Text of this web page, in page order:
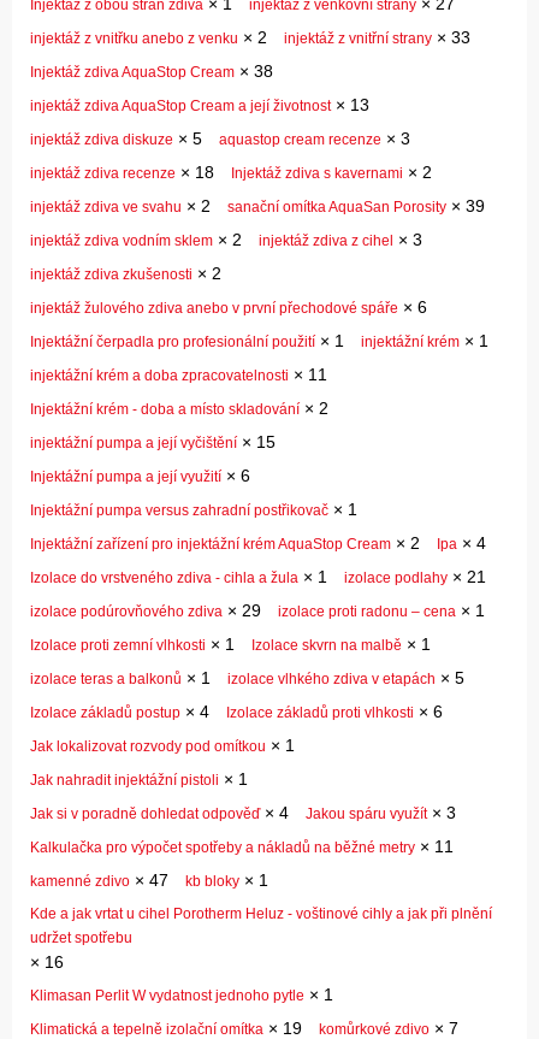
Injektáž z obou stran zdiva injektáž z venkovní strany
injektáž z vnitřku anebo z venku × 2 injektáž z vnitřní strany × 33
Injektáž zdiva AquaStop Cream × 38
injektáž zdiva AquaStop Cream a její životnost× 13
injektáž zdiva diskuze × 5 aquastop cream recenze × 3
injektáž zdiva recenze × 18 Injektáž zdiva s kavernami × 2
injektáž zdiva ve svahu × 2 sanační omítka AquaSan Porosity × 39
injektáž zdiva vodním sklem × 2 injektáž zdiva z cihel × 3
injektáž zdiva zkušenosti × 2
injektáž žulového zdiva anebo v první přechodové spáře × 6
Injektážní čerpadla pro profesionální použití × 1 injektážní krém × 1
injektážní krém a doba zpracovatelnosti × 11
Injektážní krém - doba a místo skladování × 2
injektážní pumpa a její vyčištění × 15
Injektážní pumpa a její využití × 6
Injektážní pumpa versus zahradní postřikovač × 1
Injektážní zařízení pro injektážní krém AquaStop Cream × 2 Ipa × 4
Izolace do vrstveného zdiva - cihla a žula × 1 izolace podlahy × 21
izolace podúrovňového zdiva × 29 izolace proti radonu – cena × 1
Izolace proti zemní vlhkosti × 1 Izolace skvrn na malbě × 1
izolace teras a balkonů × 1 izolace vlhkého zdiva v etapách × 5
Izolace základů postup × 4 Izolace základů proti vlhkosti × 6
Jak lokalizovat rozvody pod omítkou × 1
Jak nahradit injektážní pistoli × 1
Jak si v poradně dohledat odpověď× 4 Jakou spáru využít× 3
Kalkulačka pro výpočet spotřeby a nákladů na běžné metry × 11
kamenné zdivo × 47 kb bloky × 1
Kde a jak vrtat u cihel Porotherm Heluz - voštinové cihly a jak při plnění
udržet spotřebu
× 16
Klimasan Perlit W vydatnost jednoho pytle × 1
Klimatická a tepelně izolační omítka × 19 komůrkové zdivo × 7